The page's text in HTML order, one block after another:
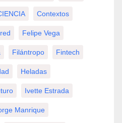
Contextos
Felipe Vega
Filántropo Fintech
Heladas
Ivette Estrada
Manrique